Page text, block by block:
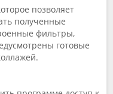
позволяет
полученные
фильтры,
готовые